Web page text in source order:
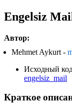
Engelsiz
Автор:
Mehmet Aykurt -
Исходный
engelsiz_mail
Краткое